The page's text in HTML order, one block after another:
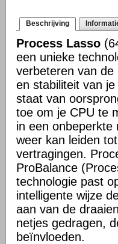
Beschrijving
Process Lasso
een unieke
verbeteren van de
en stabiliteit van
staat van
toe om je CPU te
in een onbeperkte
weer kan leiden
vertragingen.
ProBalance
technologie past
intelligente wijze
aan van de
netjes gedragen,
beïnvloeden.